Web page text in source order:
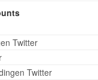
Twitter
Twitter